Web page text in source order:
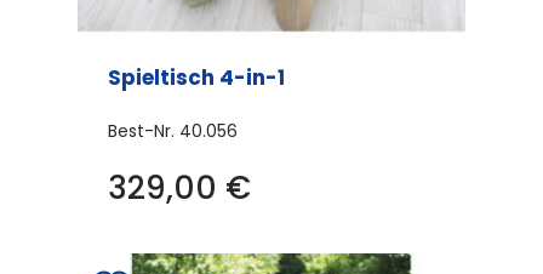
Spieltisch 4-in-1
Best-Nr. 40.056
329,00 €